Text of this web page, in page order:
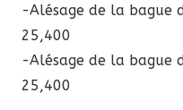
-Alésage de la bague
25,400
-Alésage de la bague
25,400